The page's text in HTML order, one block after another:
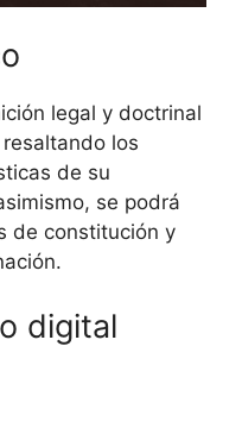
legal y doctrinal
los
de su
se podrá
de constitución y
digital